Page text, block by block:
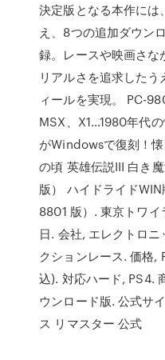
決定版となる本作には
え、8つの追加ダウン
録。レースや映画さな
リアルさを追求した
ィールを実現。 PC-
MSX、X1…1980年代
がWindowsで復刻！
の頃 英雄伝説III 白き
版） ハイドライド
8801 版）. 東京トワ
日. 会社, エレクトロ
クションレース. 価格,
込). 対応ハード, PS4.
ウンロード版. 公式サ
ス リマスター 公式